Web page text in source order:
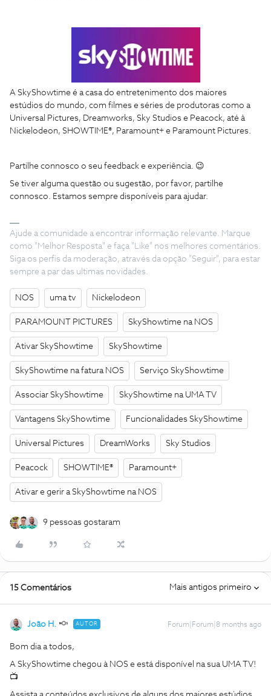
A SkyShowtime é a casa do entretenimento dos maiores
estúdios do mundo, com filmes e séries de produtoras como a
Universal Pictures, Dreamworks, Sky Studios e Peacock, até à
Nickelodeon, SHOWTIME®, Paramount+ e Paramount Pictures.
Partilhe connosco o seu feedback e experiência. 😉
Se tiver alguma questão ou sugestão, por favor, partilhe
connosco. Estamos sempre disponíveis para ajudar.
Ajude a comunidade a encontrar informação relevante. Marque
como "Melhor Resposta" e faça "Like" nos melhores comentários.
Siga os perfis da moderação, através da opção "Seguir", para estar
sempre a par das ultimas novidades.
NOS uma tv Nickelodeon
PARAMOUNT PICTURES SkyShowtime na NOS
Ativar SkyShowtime SkyShowtime
SkyShowtime na fatura NOS Serviço SkyShowtime
Associar SkyShowtime SkyShowtime na UMA TV
Vantagens SkyShowtime Funcionalidades SkyShowtime
Universal Pictures DreamWorks Sky Studios
Peacock SHOWTIME® Paramount+
Ativar e gerir a SkyShowtime na NOS
9 pessoas gostaram
15 Comentários Mais antigos primeiro
João H. AUTOR Forum|Forum|8 months ago
Bom dia a todos,
A SkyShowtime chegou à NOS e está disponível na sua UMA TV!
📺